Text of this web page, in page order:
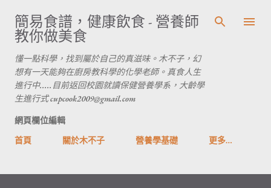
跳到主要內容
簡易食譜，健康飲食 - 營養師
教你做美食
懂一點科學，找到屬於自己的真滋味。木不子，幻
想有一天能夠在廚房教科學的化學老師。真食人生
進行中.....目前返回校園就讀保健營養學系，大齡學
生進行式 cupcook2009@gmail.com
網頁欄位編輯
首頁
關於木不子 營養學基礎 更多…